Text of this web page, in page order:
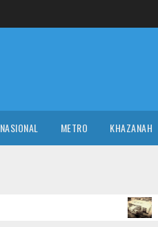
NASIONAL METRO KHAZANAH
NASIONAL